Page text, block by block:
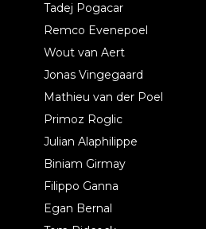
Tadej Pogacar
Remco Evenepoel
Wout van Aert
Jonas Vingegaard
Mathieu van der Poel
Primoz Roglic
Julian Alaphilippe
Biniam Girmay
Filippo Ganna
Egan Bernal